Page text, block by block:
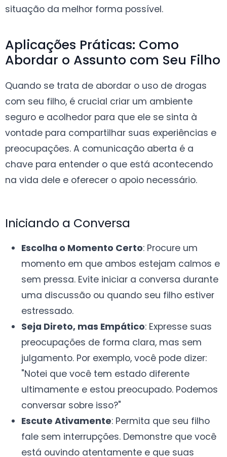
situação da melhor forma possível.
Aplicações Práticas: Como
Abordar o Assunto com Seu Filho
Quando se trata de abordar o uso de drogas
com seu filho, é crucial criar um ambiente
seguro e acolhedor para que ele se sinta à
vontade para compartilhar suas experiências e
preocupações. A comunicação aberta é a
chave para entender o que está acontecendo
na vida dele e oferecer o apoio necessário.
Iniciando a Conversa
Escolha o Momento Certo: Procure um
momento em que ambos estejam calmos e
sem pressa. Evite iniciar a conversa durante
uma discussão ou quando seu filho estiver
estressado.
Seja Direto, mas Empático: Expresse suas
preocupações de forma clara, mas sem
julgamento. Por exemplo, você pode dizer:
"Notei que você tem estado diferente
ultimamente e estou preocupado. Podemos
conversar sobre isso?"
Escute Ativamente: Permita que seu filho
fale sem interrupções. Demonstre que você
está ouvindo atentamente e que suas